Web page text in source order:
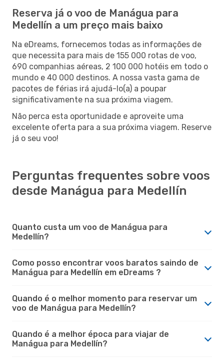
Reserva já o voo de Manágua para
Medellín a um preço mais baixo
Na eDreams, fornecemos todas as informações de
que necessita para mais de 155 000 rotas de voo,
690 companhias aéreas, 2 100 000 hotéis em todo o
mundo e 40 000 destinos. A nossa vasta gama de
pacotes de férias irá ajudá-lo(a) a poupar
significativamente na sua próxima viagem.
Não perca esta oportunidade e aproveite uma
excelente oferta para a sua próxima viagem. Reserve
já o seu voo!
Perguntas frequentes sobre voos
desde Manágua para Medellín
Quanto custa um voo de Manágua para
Medellín?
Como posso encontrar voos baratos saindo de
Manágua para Medellín em eDreams ?
Quando é o melhor momento para reservar um
voo de Manágua para Medellín?
Quando é a melhor época para viajar de
Manágua para Medellín?